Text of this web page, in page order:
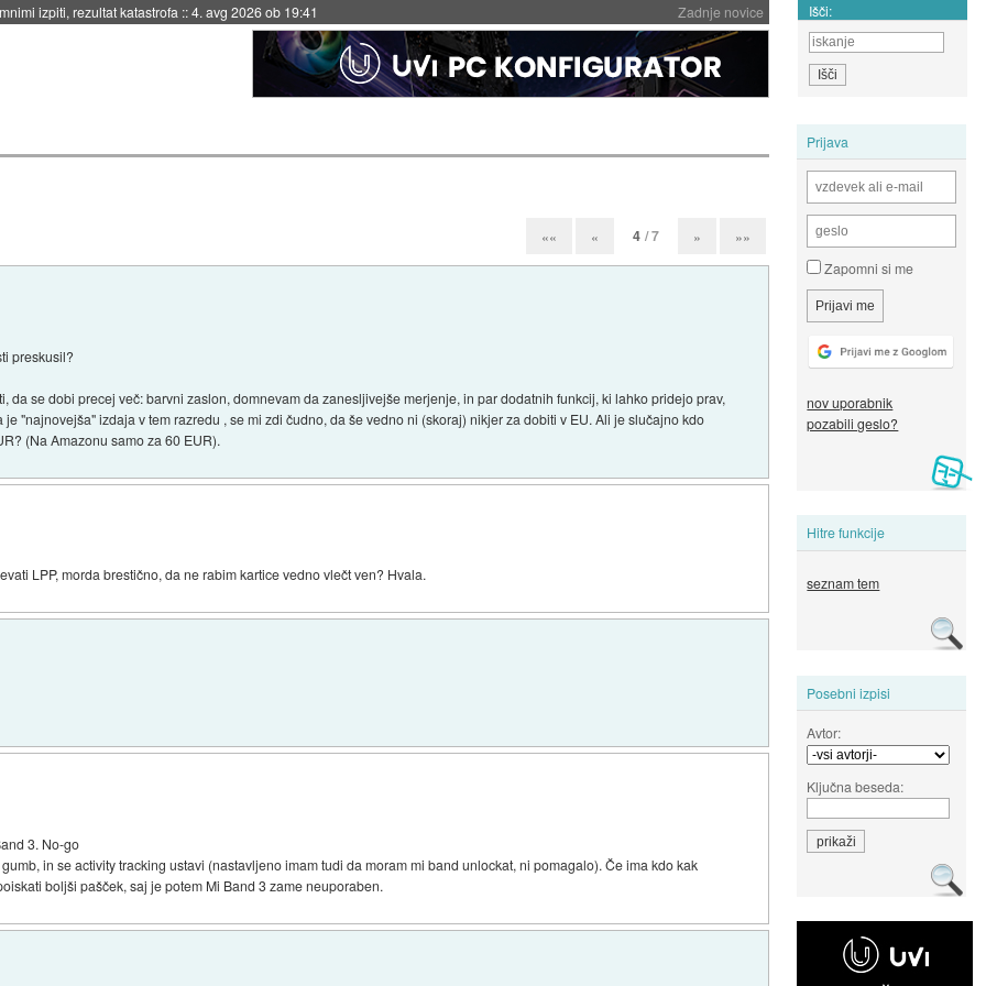
Zadnje novice
za večkratno uporabo::4. avg 2026 ob 19:41 Išči:
Prijava
Zapomni si me
nov uporabnik
pozabili geslo?
Hitre funkcije
seznam tem
Posebni izpisi
Avtor:
Ključna beseda:
«« « 4 / 7 » »»
preskusil?
da se dobi precej več: barvni zaslon, domnevam da zanesljivejše merjenje, in par dodatnih funkcij, ki lahko pridejo prav,
"najnovejša" izdaja v tem razredu , se mi zdi čudno, da še vedno ni (skoraj) nikjer za dobiti v EU. Ali je slučajno kdo
(Na Amazonu samo za 60 EUR).
LPP, morda brestično, da ne rabim kartice vedno vlečt ven? Hvala.
3. No-go
in se activity tracking ustavi (nastavljeno imam tudi da moram mi band unlockat, ni pomagalo). Če ima kdo kak
boljši pašček, saj je potem Mi Band 3 zame neuporaben.